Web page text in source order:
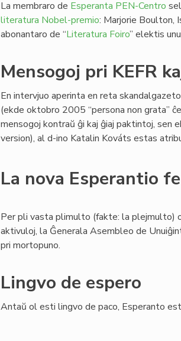
La membraro de Esperanta PEN-Centro
literatura Nobel-premio: Marjorie Boulton,
abonantaro de “Literatura Foiro” elektis
Mensogoj pri KEFR
En intervjuo aperinta en reta
(ekde oktobro 2005 “persona non grata”
mensogoj kontraŭ ĝi kaj ĝiaj paktintoj, sen
version), al d-ino Katalin Kováts estas
La nova Esperantio
Per pli vasta plimulto (fakte: la plejmulto)
aktivuloj, la Ĝenerala Asembleo de
pri mortopuno.
Lingvo de espero
Antaŭ ol esti lingvo de paco, Esperanto